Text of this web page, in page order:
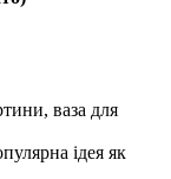
ваза для
ідея як